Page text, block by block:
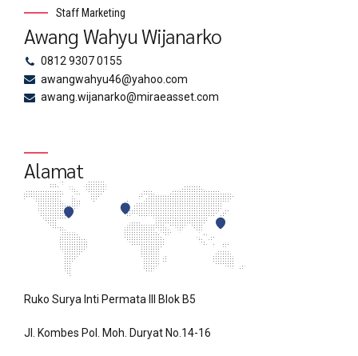
Staff Marketing
Awang Wahyu Wijanarko
0812 9307 0155
awangwahyu46@yahoo.com
awang.wijanarko@miraeasset.com
Alamat
Ruko Surya Inti Permata III Blok B5
Jl. Kombes Pol. Moh. Duryat No.14-16